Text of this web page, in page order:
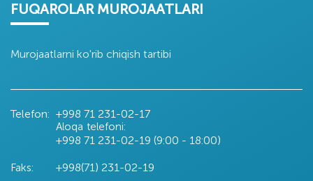
FUQAROLAR MUROJAATLARI
Murojaatlarni ko'rib chiqish tartibi
Telefon: +998 71 231-02-17
Aloqa telefoni:
+998 71 231-02-19 (9:00 - 18:00)
Faks: +998(71) 231-02-19